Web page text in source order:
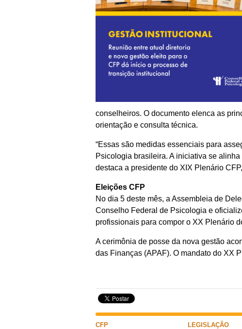
conselheiros. O documento elenca as
orientação e consulta técnica.
“Essas são medidas essenciais para
Psicologia brasileira. A iniciativa se
destaca a presidente do XIX Plenário
Eleições CFP
No dia 5 deste mês, a Assembleia de
Conselho Federal de Psicologia e
profissionais para compor o XX Plenário
A cerimônia de posse da nova gestão
das Finanças (APAF). O mandato do XX
CFP LEGISLAÇÃO